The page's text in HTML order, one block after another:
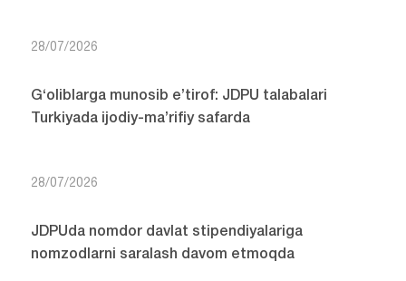
28/07/2026
G‘oliblarga munosib e’tirof: JDPU talabalari
Turkiyada ijodiy-ma’rifiy safarda
28/07/2026
JDPUda nomdor davlat stipendiyalariga
nomzodlarni saralash davom etmoqda